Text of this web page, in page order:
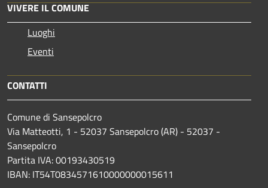
VIVERE IL COMUNE
Luoghi
Eventi
CONTATTI
Comune di Sansepolcro
Via Matteotti, 1 - 52037 Sansepolcro (AR) - 52037 -
Sansepolcro
Partita IVA: 00193430519
IBAN: IT54T0834571610000000015611